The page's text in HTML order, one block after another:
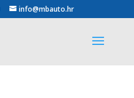
info@mbauto.hr